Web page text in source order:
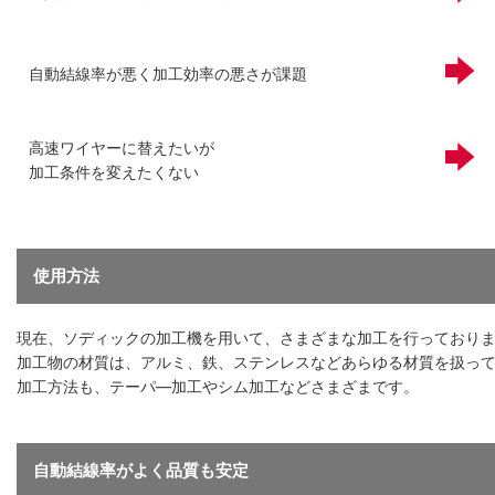
自動結線率が悪く加工効率の悪さが課題
高速ワイヤーに替えたいが
加工条件を変えたくない
使用方法
現在、ソディックの加工機を用いて、さまざまな加工を行っており
加工物の材質は、アルミ、鉄、ステンレスなどあらゆる材質を扱っ
加工方法も、テーパ―加工やシム加工などさまざまです。
自動結線率がよく品質も安定